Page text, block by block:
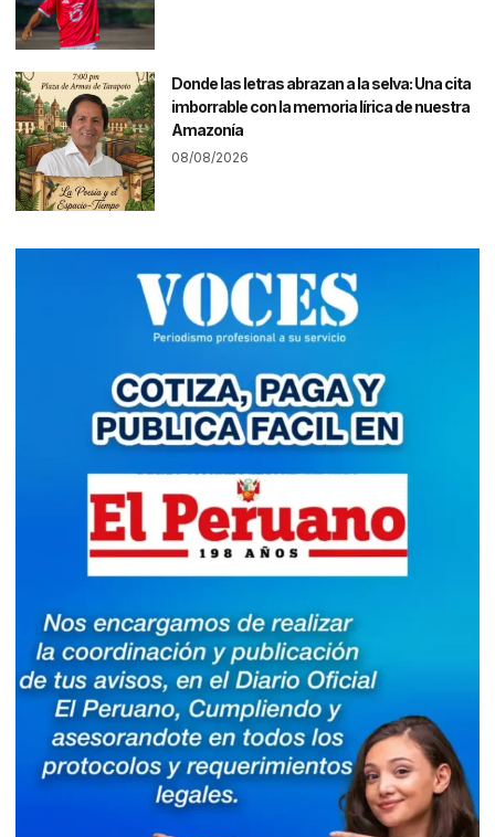
Donde las letras abrazan a la selva: Una cita
imborrable con la memoria lírica de nuestra
Amazonía
08/08/2026